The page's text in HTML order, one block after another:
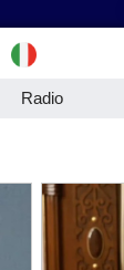
Radio